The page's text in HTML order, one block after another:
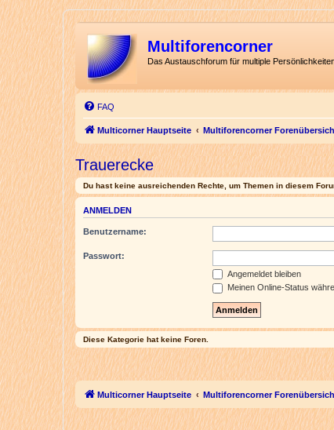
Multiforencorner
Das Austauschforum für multiple
FAQ
Multicorner Hauptseite Multiforencorner
Trauerecke
Du hast keine ausreichenden Rechte, um Themen in diesem
ANMELDEN
Benutzername:
Passwort:
Angemeldet bleiben
Meinen Online-Status
Diese Kategorie hat keine Foren.
Multicorner Hauptseite Multiforencorner